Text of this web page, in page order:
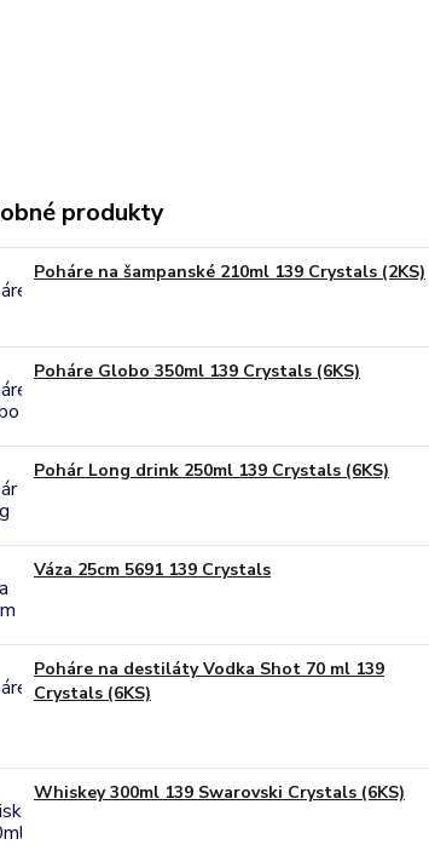
produkty
Poháre na šampanské 210ml 139 Crystals (2KS)
Poháre Globo 350ml 139 Crystals (6KS)
Pohár Long drink 250ml 139 Crystals (6KS)
Váza 25cm 5691 139 Crystals
Poháre na destiláty Vodka Shot 70 ml 139
Crystals (6KS)
Whiskey 300ml 139 Swarovski Crystals (6KS)